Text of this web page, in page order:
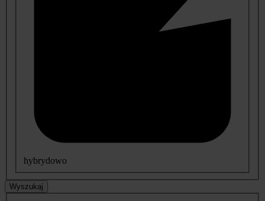
hybrydowo
Wyszukaj